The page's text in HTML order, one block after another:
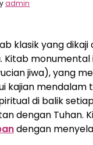
admin
klasik yang dikaji
Kitab
jiwa), yang
kajian mendalam
di balik
dengan
dengan